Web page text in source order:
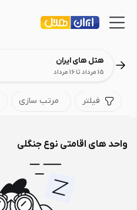
هتل های ایران
15 مرداد تا 16 مرداد
فیلتر مرتب سازی
واحد های اقامتی نوع جنگلی